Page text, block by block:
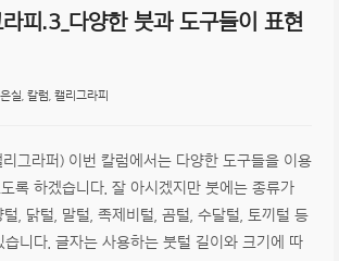
피.3_다양한 붓과 도구들이 표현
실 칼럼 캘리그라피
그라퍼) 이번 칼럼에서는 다양한 도구들을 이용
록 하겠습니다. 잘 아시겠지만 붓에는 종류가
, 닭털, 말털, 족제비털, 곰털, 수달털, 토끼털 등
습니다. 글자는 사용하는 붓털 길이와 크기에 따